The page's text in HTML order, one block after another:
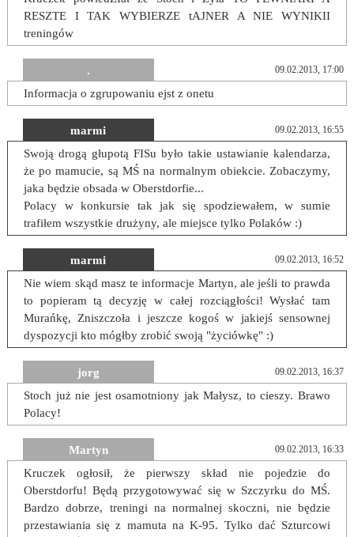
RESZTE I TAK WYBIERZE tAJNER A NIE WYNIKII
treningów
. 09.02.2013, 17:00
Informacja o zgrupowaniu ejst z onetu
marmi 09.02.2013, 16:55
Swoją drogą głupotą FISu było takie ustawianie kalendarza,
że po mamucie, są MŚ na normalnym obiekcie. Zobaczymy,
jaka będzie obsada w Oberstdorfie...
Polacy w konkursie tak jak się spodziewałem, w sumie
trafiłem wszystkie drużyny, ale miejsce tylko Polaków :)
marmi 09.02.2013, 16:52
Nie wiem skąd masz te informacje Martyn, ale jeśli to prawda
to popieram tą decyzję w całej rozciągłości! Wysłać tam
Murańkę, Zniszczoła i jeszcze kogoś w jakiejś sensownej
dyspozycji kto mógłby zrobić swoją "życiówkę" :)
jorg 09.02.2013, 16:37
Stoch już nie jest osamotniony jak Małysz, to cieszy. Brawo
Polacy!
Martyn 09.02.2013, 16:33
Kruczek ogłosił, że pierwszy skład nie pojedzie do
Oberstdorfu! Będą przygotowywać się w Szczyrku do MŚ.
Bardzo dobrze, treningi na normalnej skoczni, nie będzie
przestawiania się z mamuta na K-95. Tylko dać Szturcowi